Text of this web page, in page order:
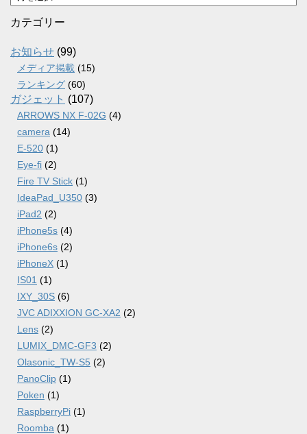
ー
カ
ブ
カテゴリー
お知らせ (99)
メディア掲載 (15)
ランキング (60)
ガジェット (107)
ARROWS NX F-02G (4)
camera (14)
E-520 (1)
Eye-fi (2)
Fire TV Stick (1)
IdeaPad_U350 (3)
iPad2 (2)
iPhone5s (4)
iPhone6s (2)
iPhoneX (1)
IS01 (1)
IXY_30S (6)
JVC ADIXXION GC-XA2 (2)
Lens (2)
LUMIX_DMC-GF3 (2)
Olasonic_TW-S5 (2)
PanoClip (1)
Poken (1)
RaspberryPi (1)
Roomba (1)